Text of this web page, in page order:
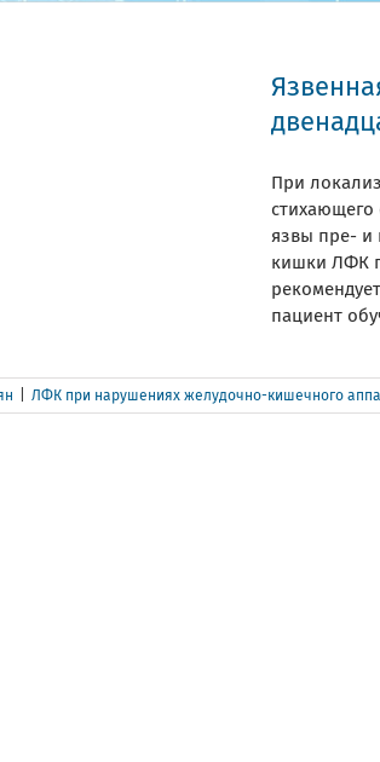
При
стихающего
язвы пре- и
кишки ЛФК
пациент
ЛФК при нарушениях желудочно-кишечного